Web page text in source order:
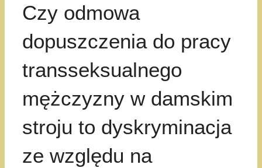
Czy odmowa
dopuszczenia do pracy
transseksualnego
mężczyzny w damskim
stroju to dyskryminacja
ze względu na